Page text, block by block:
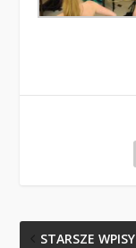
STARSZE WPISY